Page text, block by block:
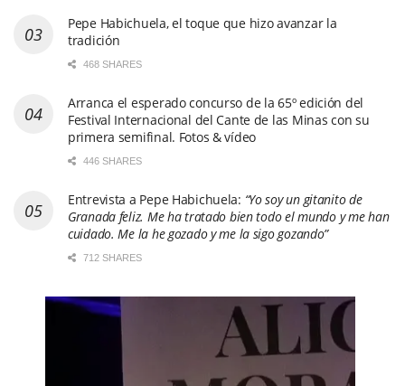
Pepe Habichuela, el toque que hizo avanzar la
tradición
468 SHARES
Arranca el esperado concurso de la 65º edición del
Festival Internacional del Cante de las Minas con su
primera semifinal. Fotos & vídeo
446 SHARES
Entrevista a Pepe Habichuela: “Yo soy un gitanito de
Granada feliz. Me ha tratado bien todo el mundo y me han
cuidado. Me la he gozado y me la sigo gozando”
712 SHARES